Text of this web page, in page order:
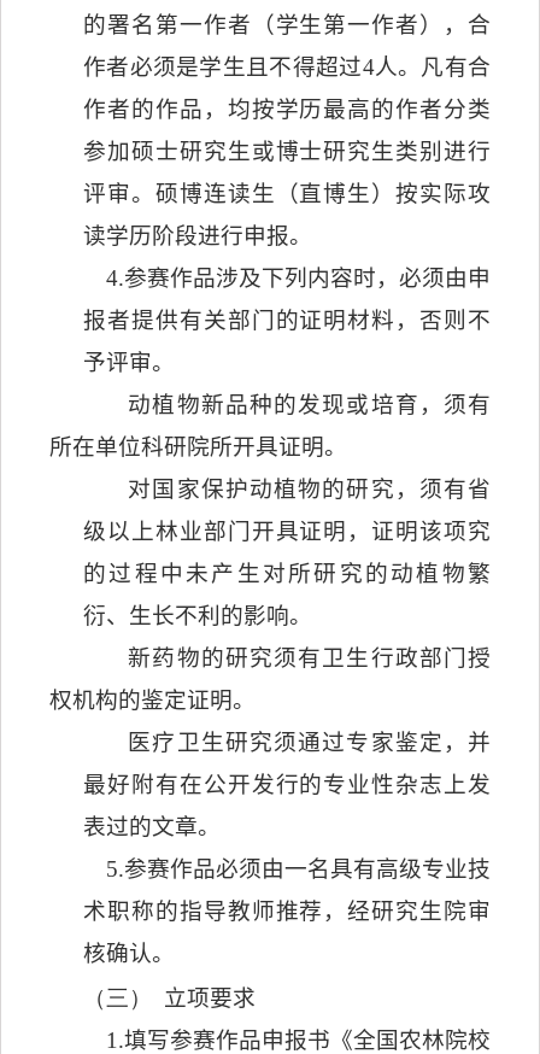
的署名第一作者（学生第一作者），合
作者必须是学生且不得超过4人。凡有合
作者的作品，均按学历最高的作者分类
参加硕士研究生或博士研究生类别进行
评审。硕博连读生（直博生）按实际攻
读学历阶段进行申报。
4.参赛作品涉及下列内容时，必须由申
报者提供有关部门的证明材料，否则不
予评审。
动植物新品种的发现或培育，须有
所在单位科研院所开具证明。
对国家保护动植物的研究，须有省
级以上林业部门开具证明，证明该项究
的过程中未产生对所研究的动植物繁
衍、生长不利的影响。
新药物的研究须有卫生行政部门授
权机构的鉴定证明。
医疗卫生研究须通过专家鉴定，并
最好附有在公开发行的专业性杂志上发
表过的文章。
5.参赛作品必须由一名具有高级专业技
术职称的指导教师推荐，经研究生院审
核确认。
（三）
立项要求
1.填写参赛作品申报书《全国农林院校